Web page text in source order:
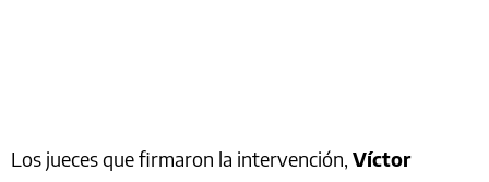
Los jueces que firmaron la intervención, Víctor